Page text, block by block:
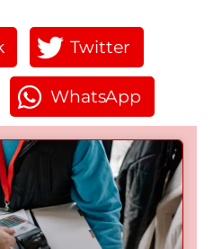
Twitter
WhatsApp